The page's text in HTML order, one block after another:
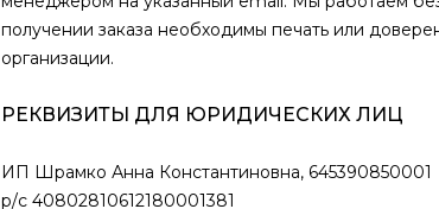
получении заказа необходимы печать или
организации.
РЕКВИЗИТЫ ДЛЯ ЮРИДИЧЕСКИХ ЛИЦ
ИП Шрамко Анна Константиновна, 645390850001
р/с 40802810612180001381